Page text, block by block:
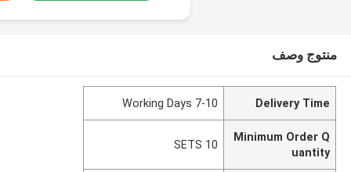
منتوج وصف
Delivery Time
7-10 Working Days
Minimum Order Q
uantity
10 SETS